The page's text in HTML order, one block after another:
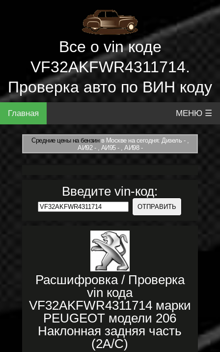
Все о vin коде
VF32AKFWR4311714.
Проверка авто по ВИН коду
Главная МЕНЮ ☰
Средние цены на бензинв Москве на сегодня: Дизель - ,
АИ92 - , АИ95 - , АИ98 -
Введите vin-код:
Расшифровка / Проверка
vin кода
VF32AKFWR4311714 марки
PEUGEOT модели 206
Наклонная задняя часть
(2A/C)